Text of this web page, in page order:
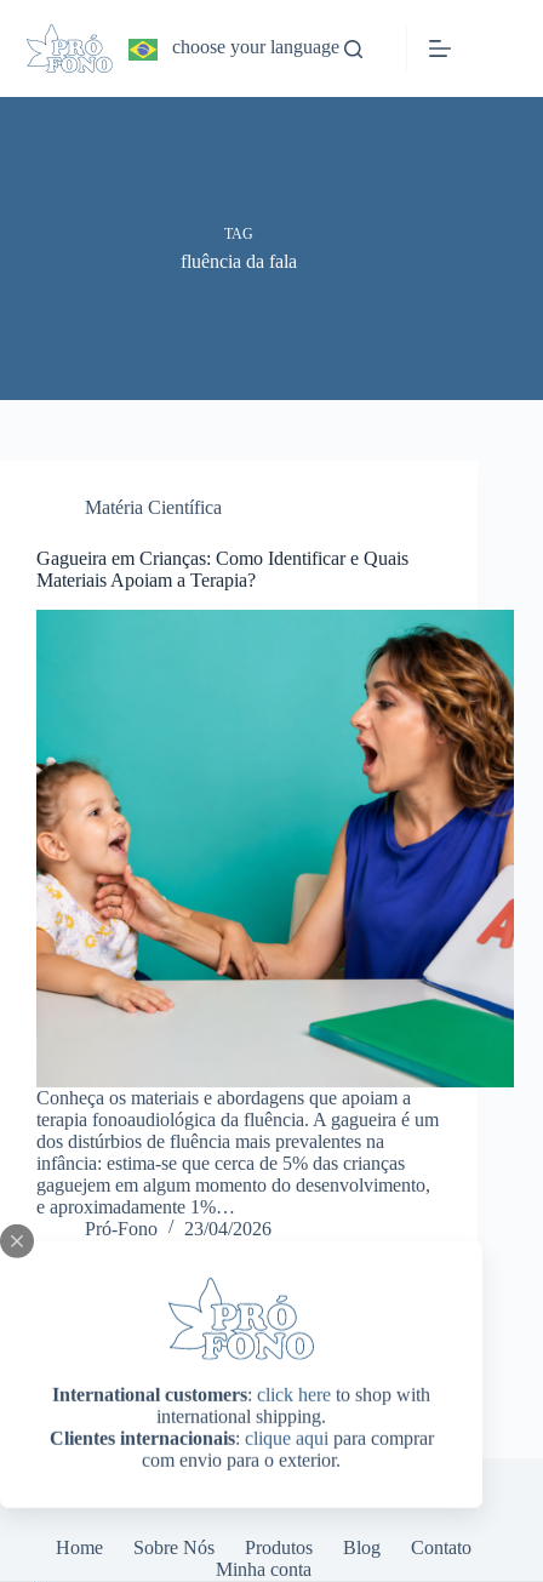
conteúdo
International customers: click here to shop with
international shipping.
Clientes internacionais: clique aqui para comprar
com envio para o exterior.
choose your language
TAG
fluência da fala
Matéria Científica
Gagueira em Crianças: Como Identificar e Quais
Materiais Apoiam a Terapia?
Conheça os materiais e abordagens que apoiam a
terapia fonoaudiológica da fluência. A gagueira é um
dos distúrbios de fluência mais prevalentes na
infância: estima-se que cerca de 5% das crianças
gaguejem em algum momento do desenvolvimento,
e aproximadamente 1%…
Pró-Fono
23/04/2026
Home Sobre Nós Produtos Blog
Contato
Minha conta